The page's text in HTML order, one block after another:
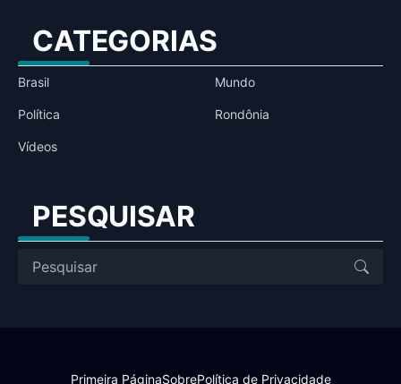
CATEGORIAS
Brasil Mundo
Política Rondônia
Vídeos
PESQUISAR
Primeira PáginaSobrePolítica de Privacidade